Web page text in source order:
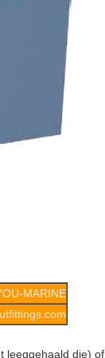
MARINE
leeggehaald die) of